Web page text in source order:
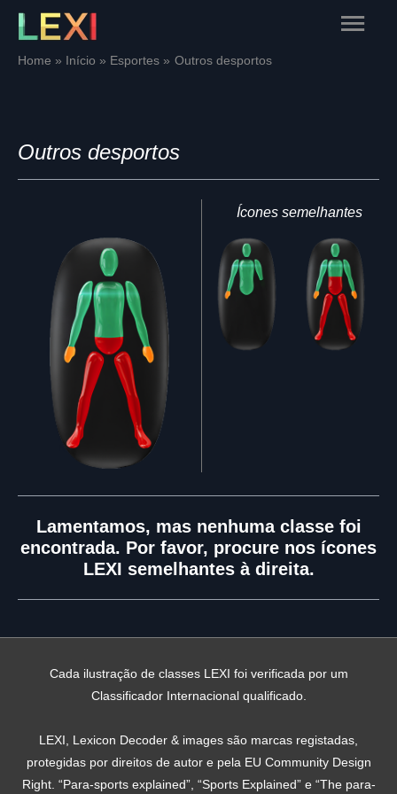
Skip
content
Main
Home Início Esportes Outros desportos
Outros desportos
Ícones semelhantes
Lamentamos, mas nenhuma classe foi
encontrada. Por favor, procure nos ícones
LEXI semelhantes à direita.
Cada ilustração de classes LEXI foi verificada por um
Classificador Internacional qualificado.
LEXI, Lexicon Decoder & images são marcas registadas,
protegidas por direitos de autor e pela EU Community Design
Right. “Para-sports explained”, “Sports Explained” e “The para-